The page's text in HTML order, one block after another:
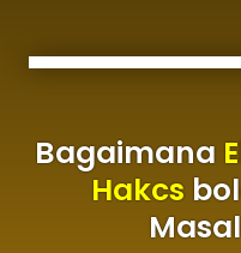
Bagaimana
Hakcs